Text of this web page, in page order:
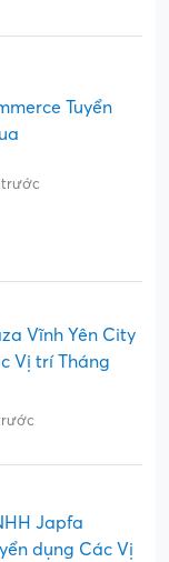
Tuyển
trước
Vĩnh Yên City
Vị trí Tháng
Japfa
dụng Các Vị